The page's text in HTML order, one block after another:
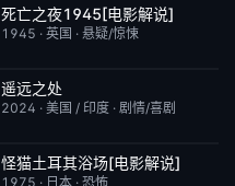
已完结
死亡之夜1945[电影解说]
1945 · 英国 · 悬疑/惊悚
本周更新
遥远之处
2024 · 美国 / 印度 · 剧情/喜剧
已完结
怪猫土耳其浴场[电影解说]
1975 · 日本 · 恐怖